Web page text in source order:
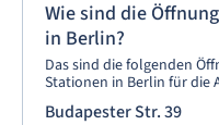
Wie sind die
in Berlin?
Das sind die folgenden
Stationen in Berlin für die
Budapester Str. 39